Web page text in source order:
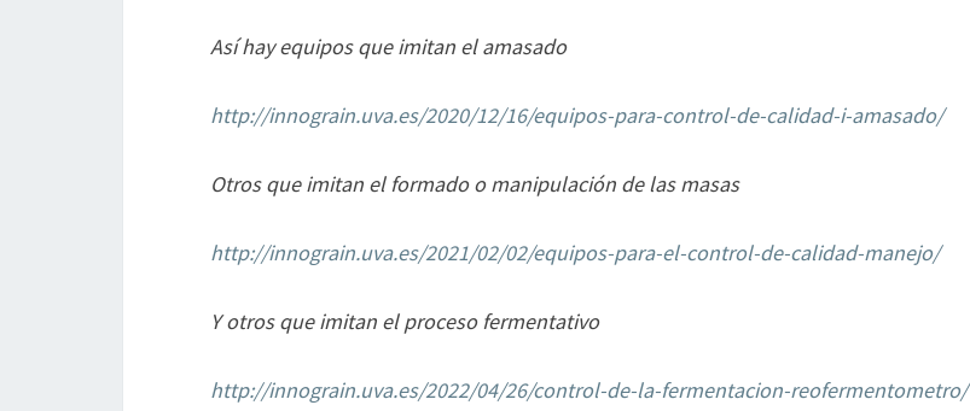
Así hay equipos que imitan el amasado
http://innograin.uva.es/2020/12/16/equipos-para-control-de-calidad-i-amasado/
Otros que imitan el formado o manipulación de las masas
http://innograin.uva.es/2021/02/02/equipos-para-el-control-de-calidad-manejo/
Y otros que imitan el proceso fermentativo
http://innograin.uva.es/2022/04/26/control-de-la-fermentacion-reofermentometro/